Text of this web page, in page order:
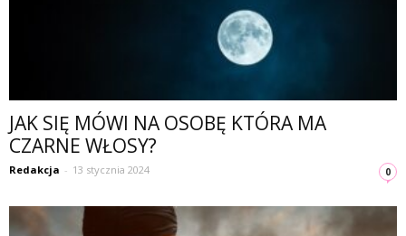
JAK SIĘ MÓWI NA OSOBĘ KTÓRA MA
CZARNE WŁOSY?
Redakcja - 13 stycznia 2024 0